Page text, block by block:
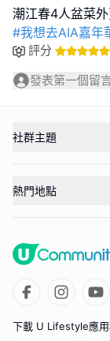
#我想去AIA嘉年
評分
發表第一個留
社群主題
熱門地點
下載 U Lifestyle應